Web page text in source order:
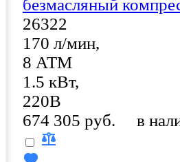
безмасляный
26322
170 л/мин,
8 АТМ
1.5 кВт,
220В
674 305 руб.
в